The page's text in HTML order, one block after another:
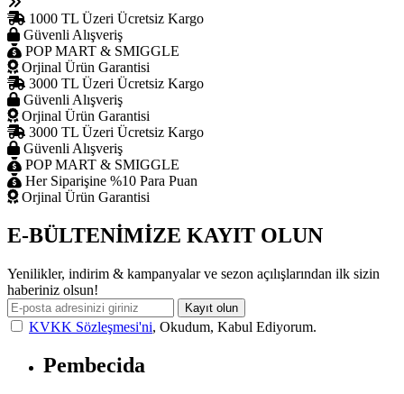
1000 TL Üzeri Ücretsiz Kargo
Güvenli Alışveriş
POP MART & SMIGGLE
Orjinal Ürün Garantisi
3000 TL Üzeri Ücretsiz Kargo
Güvenli Alışveriş
Orjinal Ürün Garantisi
3000 TL Üzeri Ücretsiz Kargo
Güvenli Alışveriş
POP MART & SMIGGLE
Her Siparişine %10 Para Puan
Orjinal Ürün Garantisi
E-BÜLTENİMİZE KAYIT OLUN
Yenilikler, indirim & kampanyalar ve sezon açılışlarından ilk sizin
haberiniz olsun!
Kayıt olun
KVKK Sözleşmesi'ni, Okudum, Kabul Ediyorum.
Pembecida